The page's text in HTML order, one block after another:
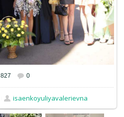
827 0
isaenkoyuliyavalerievna